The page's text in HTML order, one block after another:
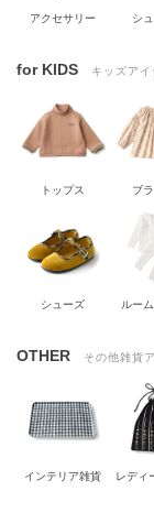
アクセサリー シ
for KIDS キッズアイ
トップス ブ
シューズ ルー
OTHER その他雑貨
インテリア雑貨 レディ